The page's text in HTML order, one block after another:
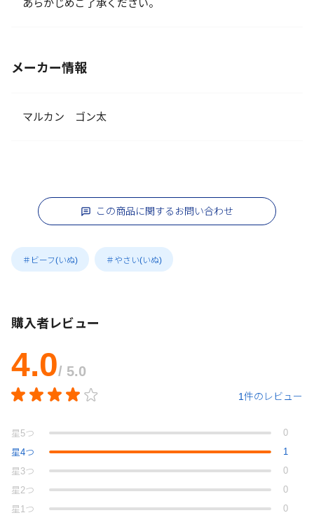
あらかじめご了承ください。
メーカー情報
マルカン ゴン太
この商品に関するお問い合わせ
＃ビーフ(いぬ) ＃やさい(いぬ)
購入者レビュー
4.0/ 5.0
1件のレビュー
星 5つ
0
星4つ
1
星 3つ
0
星 2つ
0
星 1つ 0